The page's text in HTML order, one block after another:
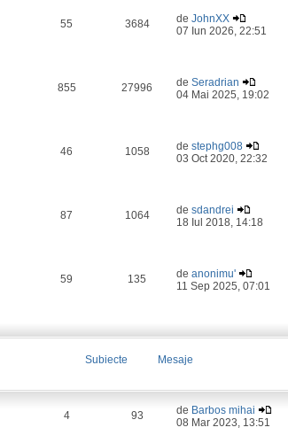
55 3684 deJohnXX
07 Iun 2026, 22:51
855 27996 deSeradrian
04 Mai 2025, 19:02
46 1058 destephg008
03 Oct 2020, 22:32
87 1064 desdandrei
18 Iul 2018, 14:18
59 135 deanonimu'
11 Sep 2025, 07:01
Subiecte
Mesaje
4 93 de Barbos mihai
08 Mar 2023, 13:51